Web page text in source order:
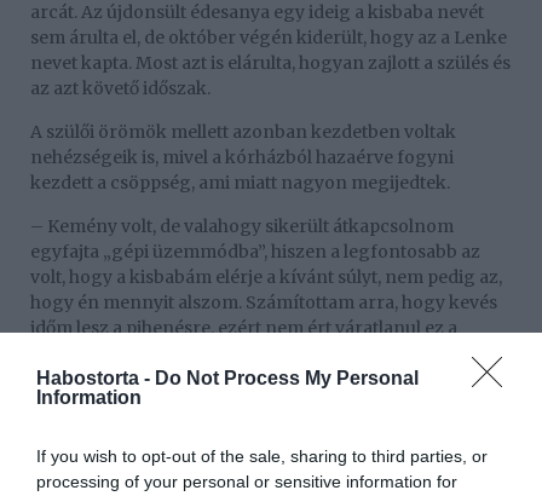
Habostorta - Do Not Process My Personal
Information
If you wish to opt-out of the sale, sharing to third parties, or
processing of your personal or sensitive information for
arcát. Az újdonsült édesanya egy ideig a kisbaba nevét
sem árulta el, de október végén kiderült, hogy az a Lenke
nevet kapta. Most azt is elárulta, hogyan zajlott a szülés és
az azt követő időszak.
A szülői örömök mellett azonban kezdetben voltak
nehézségeik is, mivel a kórházból hazaérve fogyni
kezdett a csöppség, ami miatt nagyon megijedtek.
– Kemény volt, de valahogy sikerült átkapcsolnom
egyfajta „gépi üzemmódba”, hiszen a legfontosabb az
volt, hogy a kisbabám elérje a kívánt súlyt, nem pedig az,
hogy én mennyit alszom. Számítottam arra, hogy kevés
időm lesz a pihenésre, ezért nem ért váratlanul ez a
éjszaka kétszer három órát alszom, ami szerintem egy
kisbaba mellett jónak mondható – árulta el őszintén
Két hónappal a szülése után újra bokszol